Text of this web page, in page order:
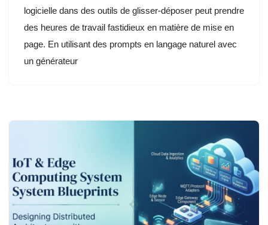
logicielle dans des outils de glisser-déposer peut prendre
des heures de travail fastidieux en matière de mise en
page. En utilisant des prompts en langage naturel avec
un générateur